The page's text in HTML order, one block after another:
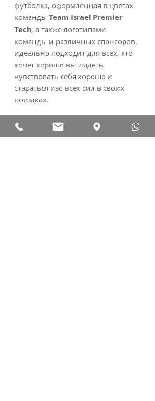
футболка, оформленная в цветах
команды Теаm Isrаеl Рrеmiеr
Тесh, а также логотипами
команды и различных спонсоров,
идеально подходит для всех, кто
хочет хорошо выглядеть,
чувствовать себя хорошо и
стараться изо всех сил в своих
поездках.
*Фотографии имеют